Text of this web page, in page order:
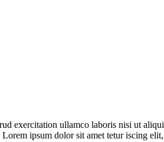
exercitation ullamco laboris nisi ut
ipsum dolor sit amet tetur iscing